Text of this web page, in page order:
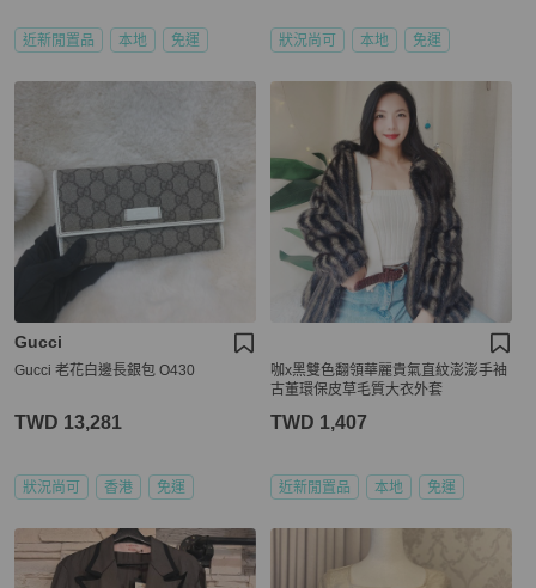
近新閒置品 本地 免運 狀況尚可 本地 免運
Gucci
Gucci 老花白邊長銀包 O430
TWD 13,281
狀況尚可 香港 免運
咖x黑雙色翻領華麗貴氣直紋澎澎手袖
古董環保皮草毛質大衣外套
TWD 1,407
近新閒置品 本地 免運